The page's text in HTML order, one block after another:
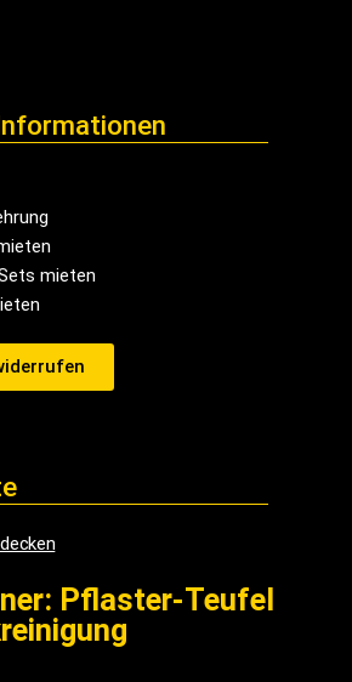
mieten
Pflaster-Teufel